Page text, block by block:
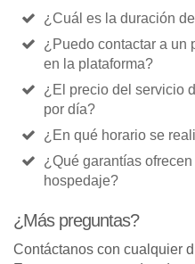
¿Cuál es la duración
¿Puedo contactar a un
en la plataforma?
¿El precio del servicio
por día?
¿En qué horario se
¿Qué garantías
hospedaje?
¿Más preguntas?
Contáctanos con cualquier